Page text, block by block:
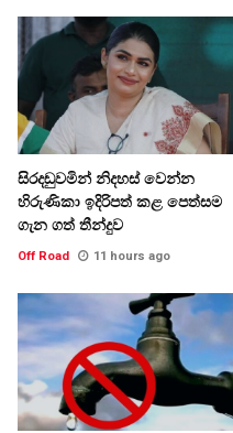
සිරදඬුවමින් නිදහස් වෙන්න
හිරුණිකා ඉදිරිපත් කළ පෙත්සම
ගැන ගත් තීන්දුව
Off Road 11 hours ago